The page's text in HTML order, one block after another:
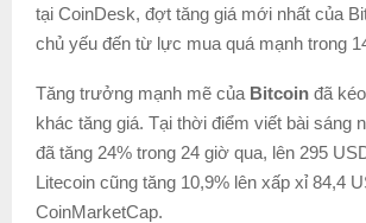
tại CoinDesk, đợt tăng giá mới nhất của
chủ yếu đến từ lực mua quá mạnh trong
Tăng trưởng mạnh mẽ của Bitcoin đã
khác tăng giá. Tại thời điểm viết bài sáng
đã tăng 24% trong 24 giờ qua, lên 295
Litecoin cũng tăng 10,9% lên xấp xỉ 84,4
CoinMarketCap.